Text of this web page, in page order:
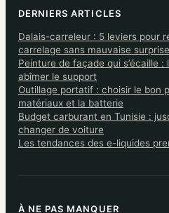
DERNIERS ARTICLES
Dalais-carreleur : 5 leviers pour
carrelage sans mauvaise surprise
Peinture de façade qui s’écaille
abîmer le support
Outillage portatif : choisir le bon
matériaux et la batterie
Budget carburant en Tunisie :
changer de voiture
Les tendances des e-liquides
À NE PAS MANQUER